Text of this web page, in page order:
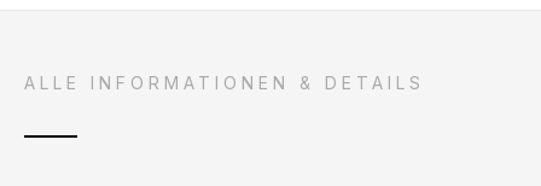
ALLE INFORMATIONEN & DETAILS